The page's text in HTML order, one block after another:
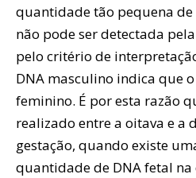
quantidade tão pequena
não pode ser detectada
pelo critério de
DNA masculino indica que
feminino. É por esta razão
realizado entre a oitava e a
gestação, quando existe
quantidade de DNA fetal